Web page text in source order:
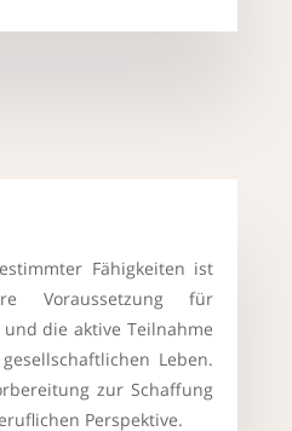
Fähigkeiten ist
Voraussetzung für
die aktive Teilnahme
Leben.
zur Schaffung
Perspektive.